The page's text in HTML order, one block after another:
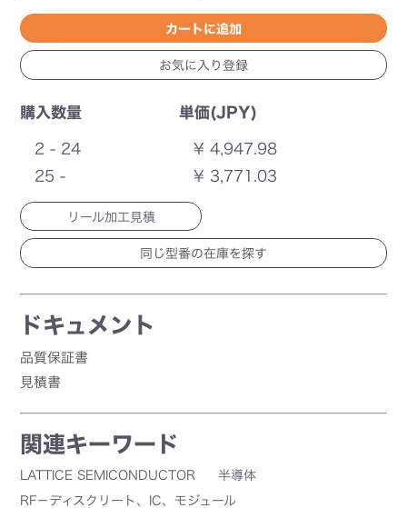
購入数量 単価(JPY)
2 - 24
¥ 4,947.98
25 -
¥ 3,771.03
リール加工見積
ドキュメント
品質保証書
見積書
関連キーワード
LATTICE SEMICONDUCTOR
半導体
RF－ディスクリート、IC、モジュール